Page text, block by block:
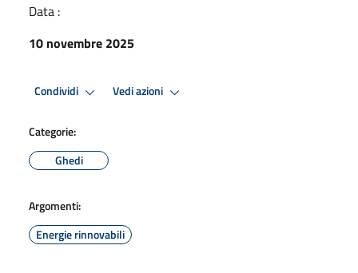
Data :
10 novembre 2025
Condividi Vedi azioni
Categorie:
Ghedi
Argomenti:
Energie rinnovabili